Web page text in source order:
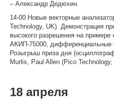
– Александр Дедюхин.
14-00 Новые векторные
Technology, UK). Демонстрация
высокого разрешения на
АКИП-75000, дифференциальные
Розыгрыш приза дня
Murlis, Paul Allen (Pico Technology,
18 апреля